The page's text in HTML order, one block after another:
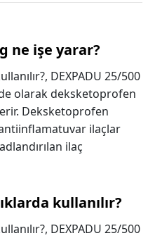
ne işe yarar?
DEXPADU 25/500
olarak deksketoprofen
Deksketoprofen
ilaçlar
ilaç
kullanılır?
DEXPADU 25/500